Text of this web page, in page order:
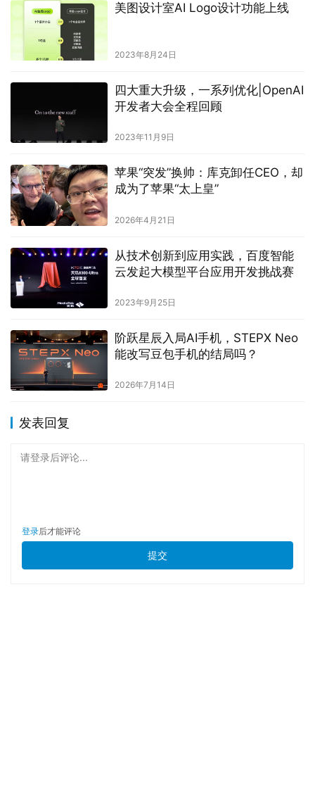
美图设计室AI Logo设计功能上线
2023年8月24日
四大重大升级，一系列优化|OpenAI
开发者大会全程回顾
2023年11月9日
苹果“突发”换帅：库克卸任CEO，却
成为了苹果“太上皇”
2026年4月21日
从技术创新到应用实践，百度智能
云发起大模型平台应用开发挑战赛
2023年9月25日
阶跃星辰入局AI手机，STEPX Neo
能改写豆包手机的结局吗？
2026年7月14日
发表回复
请登录后评论...
登录后才能评论
提交